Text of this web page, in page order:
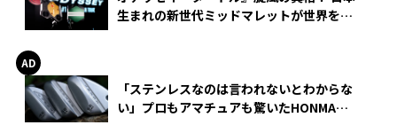
生まれの新世代ミッドマレットが世界を席
「ステンレスなのは言われないとわからな
い」プロもアマチュアも驚いたHONMA